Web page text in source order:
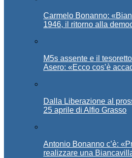
Carmelo Bonanno:
1946, il ritorno alla
M5s assente e il
Asero: «Ecco cos’è
Dalla Liberazione al
25 aprile di Alfio Grasso
Antonio Bonanno c’è:
realizzare una